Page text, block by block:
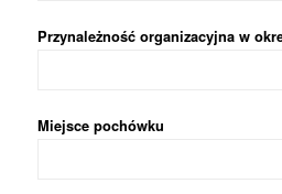
Przynależność organizacyjna w
Miejsce pochówku